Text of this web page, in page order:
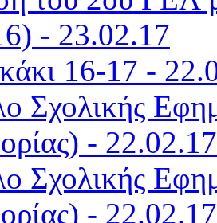
- 23.02.17
16-17 -
Σχολικής
- 22.02.17
Σχολικής
- 22.02.17